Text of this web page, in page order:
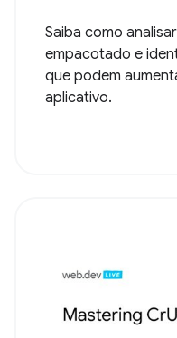
Saiba como
empacotado e
que podem
aplicativo.